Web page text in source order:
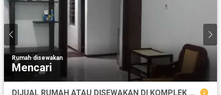
Rumah·disewakan
Mencari
DIJUAL RUMAH ATAU DISEWAKAN DI KOMPLEK TAMAN ASRI CIPADU JAYA TANGKOT